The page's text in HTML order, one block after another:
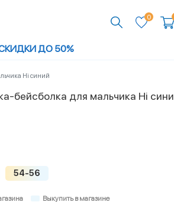
0
ДО 50%
Hi синий
бейсболка для мальчика Hi
54-56
Выкупить в магазине